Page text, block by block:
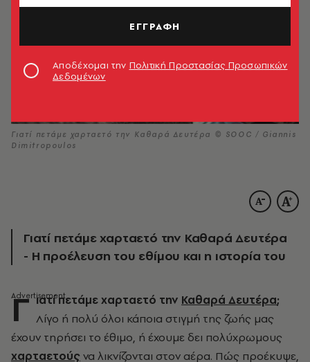
Γιατί πετάμε χαρταετό την Καθαρά Δευτέρα © SOOC / Giannis
Dimitropoulos
Γιατί πετάμε χαρταετό την Καθαρά Δευτέρα
- H προέλευση του εθίμου και η ιστορία του
Γ ιατί πετάμε χαρταετό την Καθαρά Δευτέρα;
Λίγο ή πολύ όλοι κάποια στιγμή της ζωής μας
έχουν τηρήσει το έθιμο, ή έχουμε δει πολύχρωμους
χαρταετούς να λικνίζονται στον αέρα. Πώς προέκυψε,
ΕΓΓΡΑΦΗ
Αποδέχομαι την Πολιτική Προστασίας Προσωπικών
Δεδομένων